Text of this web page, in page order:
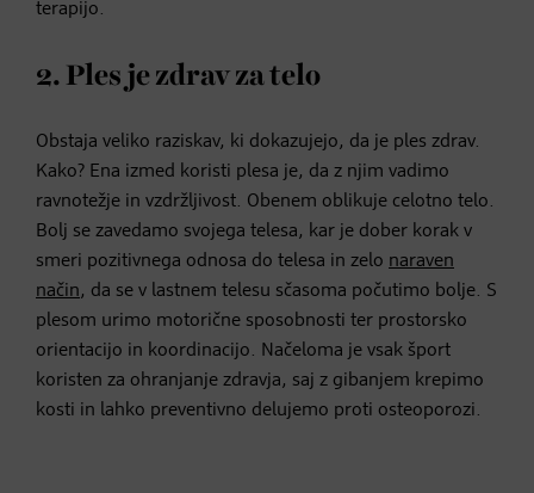
terapijo.
2. Ples je zdrav za telo
Obstaja veliko raziskav, ki dokazujejo, da je ples zdrav.
Kako? Ena izmed koristi plesa je, da z njim vadimo
ravnotežje in vzdržljivost. Obenem oblikuje celotno telo.
Bolj se zavedamo svojega telesa, kar je dober korak v
smeri pozitivnega odnosa do telesa in zelo naraven
način, da se v lastnem telesu sčasoma počutimo bolje. S
plesom urimo motorične sposobnosti ter prostorsko
orientacijo in koordinacijo. Načeloma je vsak šport
koristen za ohranjanje zdravja, saj z gibanjem krepimo
kosti in lahko preventivno delujemo proti osteoporozi.